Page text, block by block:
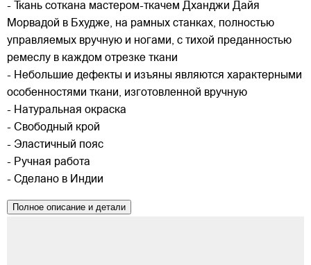
- Ткань соткана мастером-ткачем Дханджи Дайя
Морвадой в Бхудже, на рамных станках, полностью
управляемых вручную и ногами, с тихой преданностью
ремеслу в каждом отрезке ткани
- Небольшие дефекты и изъяны являются характерными
особенностями ткани, изготовленной вручную
- Натуральная окраска
- Свободный крой
- Эластичный пояс
- Ручная работа
- Сделано в Индии
Полное описание и детали